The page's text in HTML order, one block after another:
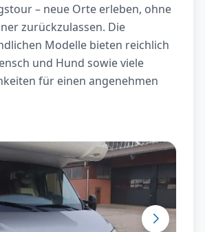
– neue Orte erleben, ohne
zurückzulassen. Die
Modelle bieten reichlich
und Hund sowie viele
für einen angenehmen